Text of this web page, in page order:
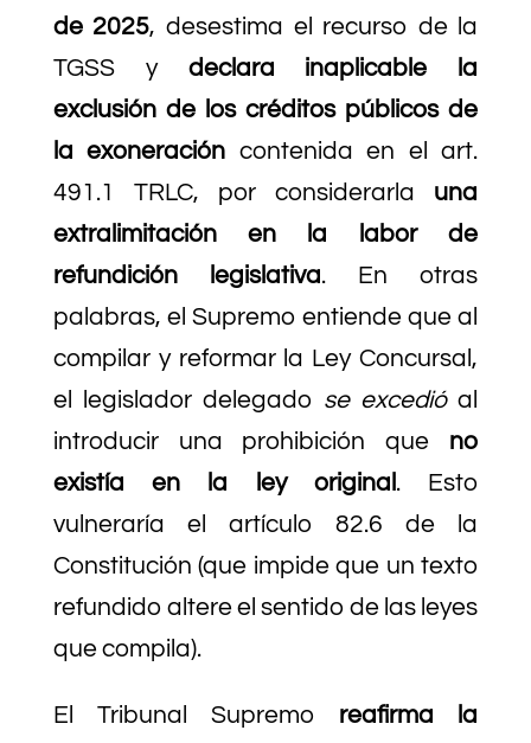
de 2025, desestima el recurso de la
TGSS y declara inaplicable la
exclusión de los créditos públicos de
la exoneración contenida en el art.
491.1 TRLC, por considerarla una
extralimitación en la labor de
refundición legislativa. En otras
palabras, el Supremo entiende que al
compilar y reformar la Ley Concursal,
el legislador delegado se excedióal
introducir una prohibición que no
existía en la ley original . Esto
vulneraría el artículo 82.6 de la
Constitución (que impide que un texto
refundido altere el sentido de las leyes
que compila).
El Tribunal Supremo reafirma la